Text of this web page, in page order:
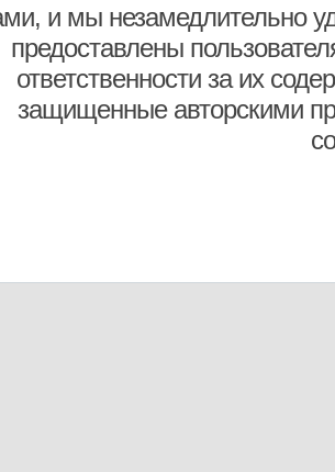
и мы незамедлительно
предоставлены
ответственности за их
защищенные авторскими